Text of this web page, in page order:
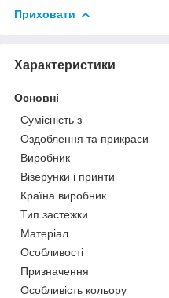
Приховати
Характеристики
Основні
Сумісність з
Оздоблення та прикраси
Виробник
Візерунки і принти
Країна виробник
Тип застежки
Матеріал
Особливості
Призначення
Особливість кольору